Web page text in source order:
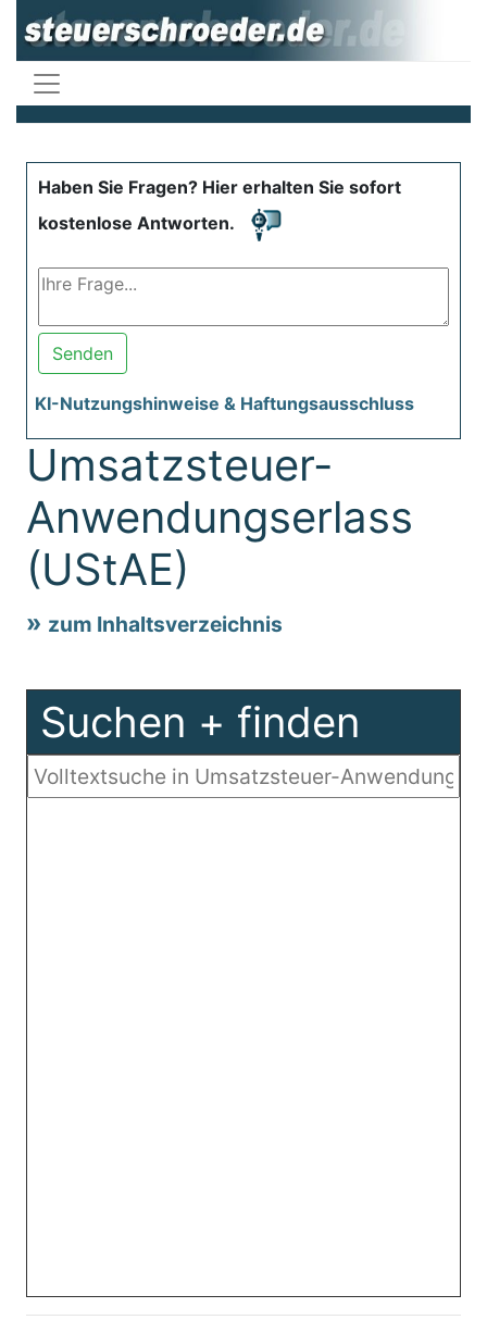
Haben Sie Fragen? Hier erhalten Sie sofort
kostenlose Antworten.
Senden
KI-Nutzungshinweise & Haftungsausschluss
Umsatzsteuer-
Anwendungserlass
(UStAE)
zum Inhaltsverzeichnis
Suchen + finden